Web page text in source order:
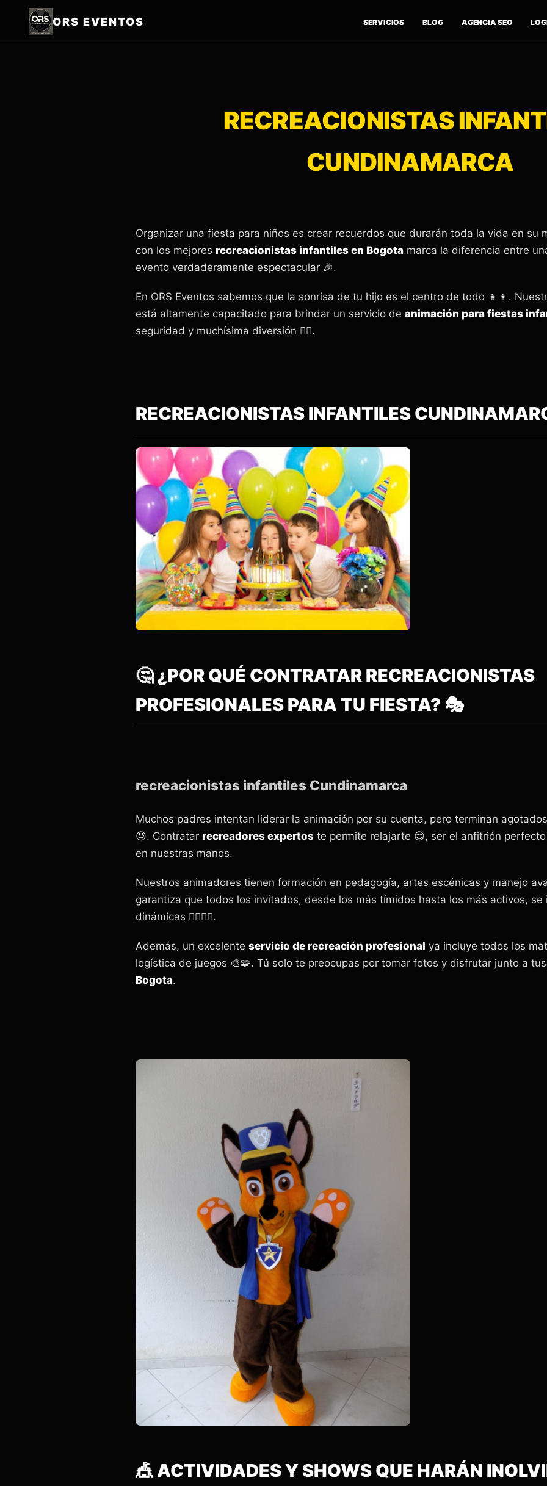
ORS EVENTOS SERVICIOS BLOG AGENCIA SEO
RECREACIONISTAS
CUNDINAMARCA
Organizar una fiesta para niños es crear recuerdos que durarán toda la vida en su
con los mejores recreacionistas infantiles en Bogota marca la diferencia entre
evento verdaderamente espectacular 🎉.
En ORS Eventos sabemos que la sonrisa de tu hijo es el centro de todo 👧👦.
está altamente capacitado para brindar un servicio de animación para fiestas
seguridad y muchísima diversión 🦸‍♂️.
RECREACIONISTAS INFANTILES
🤔 ¿POR QUÉ CONTRATAR RECREACIONISTAS
PROFESIONALES PARA TU FIESTA? 🎭
recreacionistas infantiles Cundinamarca
Muchos padres intentan liderar la animación por su cuenta, pero terminan
😓. Contratar recreadores expertos te permite relajarte 😌, ser el anfitrión
en nuestras manos.
Nuestros animadores tienen formación en pedagogía, artes escénicas y manejo
garantiza que todos los invitados, desde los más tímidos hasta los más activos,
dinámicas 🏃‍♀️🏃‍♂️.
Además, un excelente servicio de recreación profesional ya incluye todos los
logística de juegos 🎨🧩. Tú solo te preocupas por tomar fotos y disfrutar junto a
Bogota.
🎪 ACTIVIDADES Y SHOWS QUE HARÁN